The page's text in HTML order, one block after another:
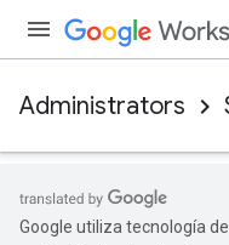
Administrators
Google utiliza tecnología